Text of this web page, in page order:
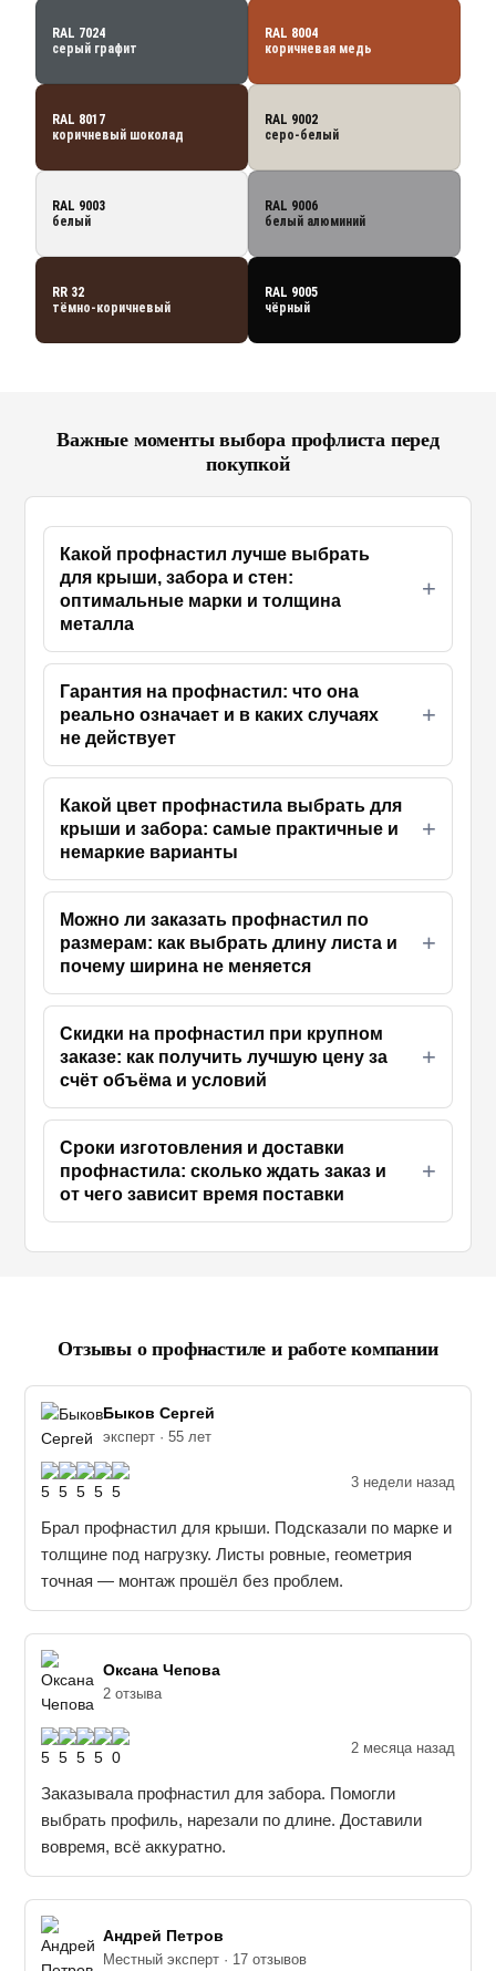
RAL 7024
серый графит
RAL 8004
коричневая медь
RAL 8017
коричневый шоколад
RAL 9002
серо-белый
RAL 9003
белый
RAL 9006
белый алюминий
RR 32
тёмно-коричневый
RAL 9005
чёрный
Важные моменты выбора профлиста перед
покупкой
Какой профнастил лучше выбрать
для крыши, забора и стен:
оптимальные марки и толщина
металла
Гарантия на профнастил: что она
реально означает и в каких случаях
не действует
Какой цвет профнастила выбрать для
крыши и забора: самые практичные и
немаркие варианты
Можно ли заказать профнастил по
размерам: как выбрать длину листа и
почему ширина не меняется
Скидки на профнастил при крупном
заказе: как получить лучшую цену за
счёт объёма и условий
Сроки изготовления и доставки
профнастила: сколько ждать заказ и
от чего зависит время поставки
Отзывы о профнастиле и работе компании
Быков Сергей
эксперт · 55 лет
3 недели назад
Брал профнастил для крыши. Подсказали по марке и
толщине под нагрузку. Листы ровные, геометрия
точная — монтаж прошёл без проблем.
Оксана Чепова
2 отзыва
2 месяца назад
Заказывала профнастил для забора. Помогли
выбрать профиль, нарезали по длине. Доставили
вовремя, всё аккуратно.
Андрей Петров
Местный эксперт · 17 отзывов